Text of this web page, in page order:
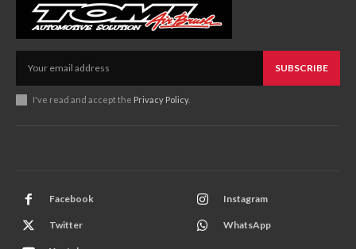
SUBSCRIBE
I've read and accept the Privacy Policy.
Facebook Instagram
Twitter WhatsApp